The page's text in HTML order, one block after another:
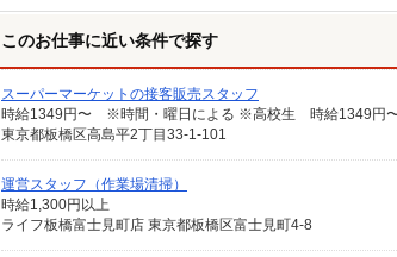
このお仕事に近い条件で探す
スーパーマーケットの接客販売スタッフ
時給1349円〜 ※時間・曜日による ※高校生 時給1349円
東京都板橋区高島平2丁目33-1-101
運営スタッフ（作業場清掃）
時給1,300円以上
ライフ板橋富士見町店 東京都板橋区富士見町4-8